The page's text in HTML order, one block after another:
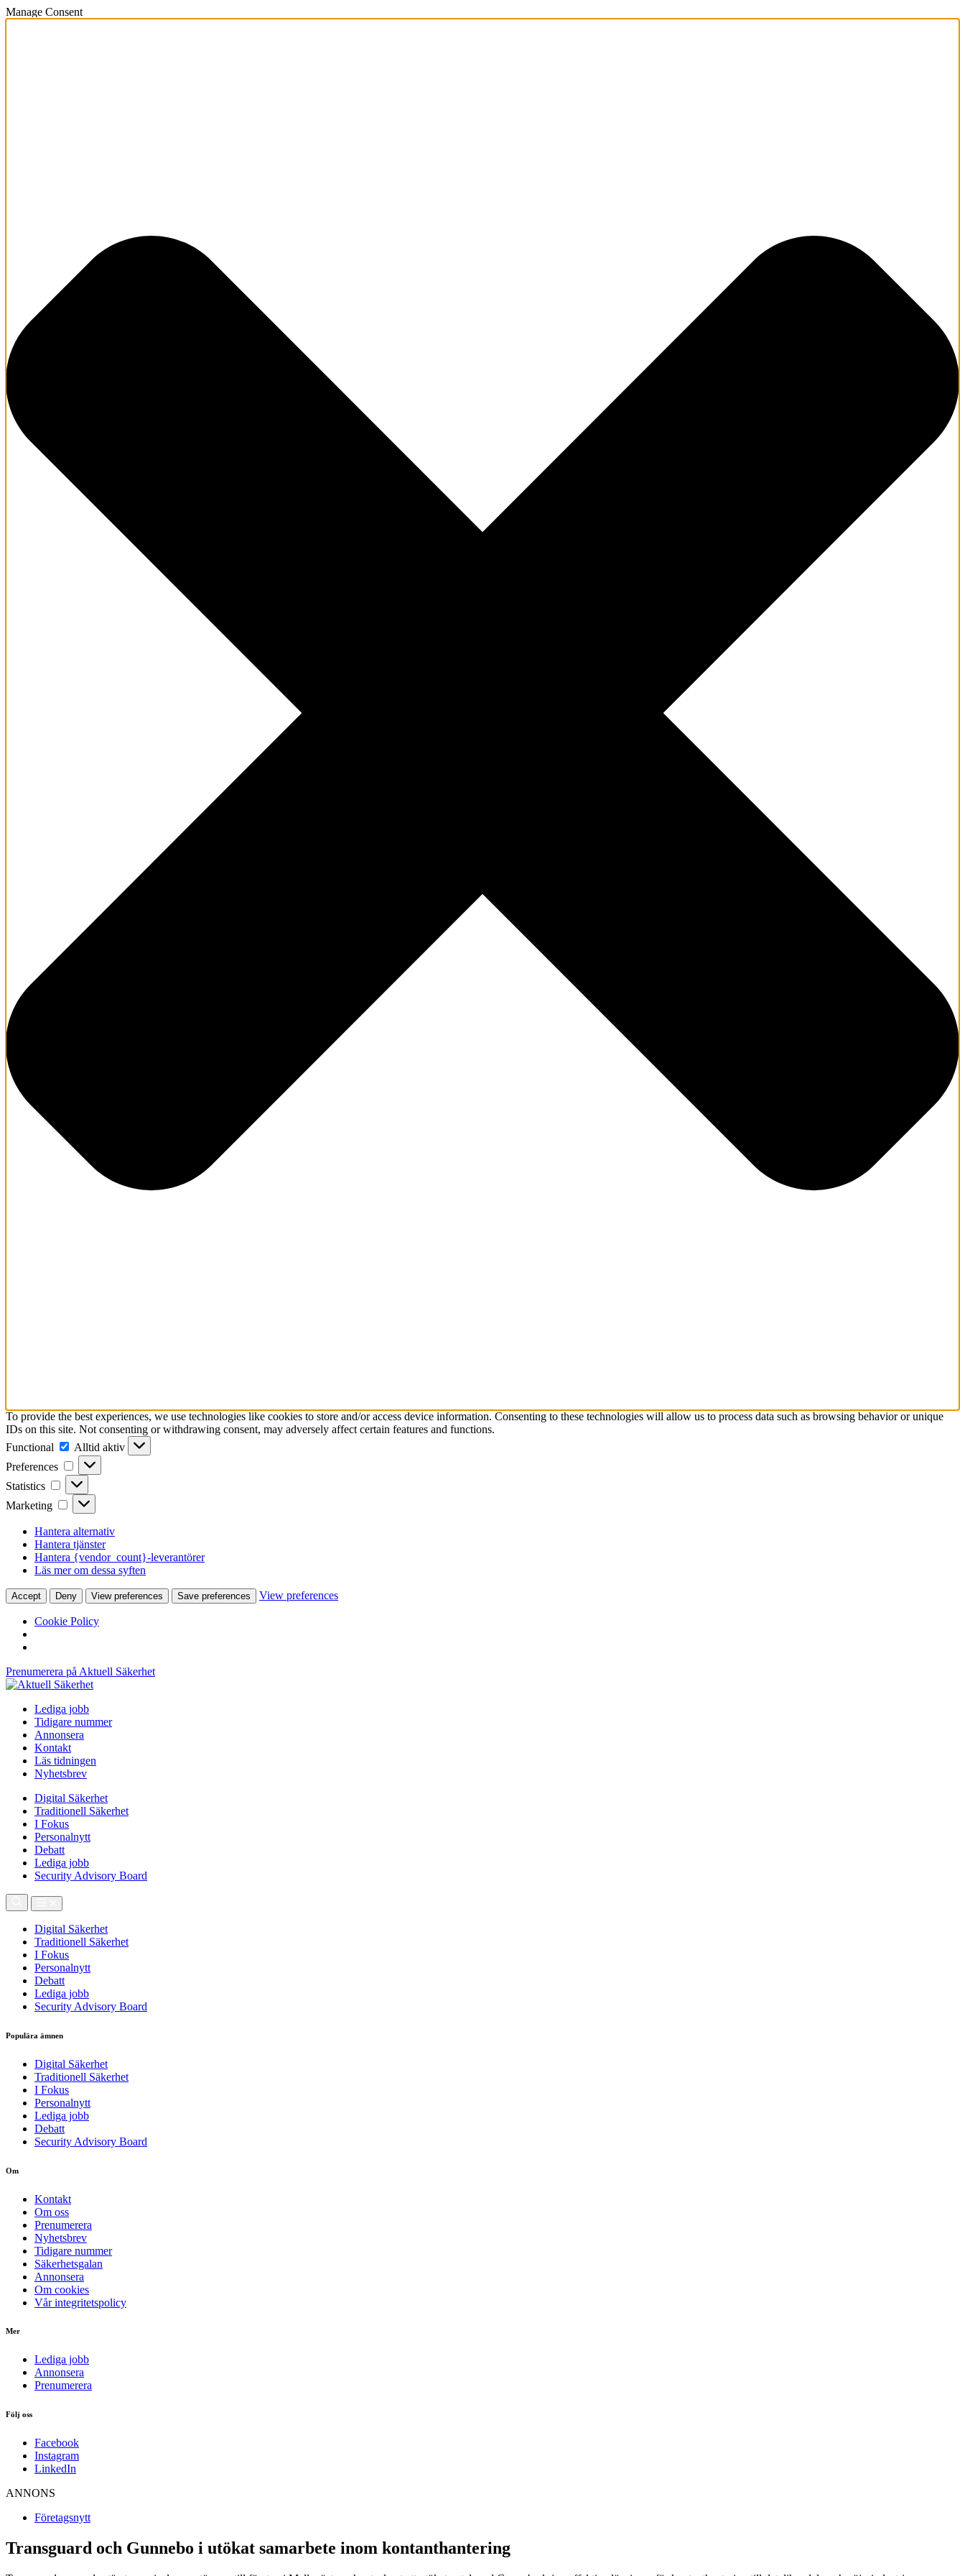
Manage Consent
To provide the best experiences, we use technologies like cookies to store and/or access device information. Consenting to these technologies will allow us to process data such as browsing behavior or unique
IDs on this site. Not consenting or withdrawing consent, may adversely affect certain features and functions.
Functional
Functional
Alltid aktiv
Preferences
Preferences
Statistics Statistics
Marketing Marketing
Hantera alternativ
Hantera tjänster
Hantera {vendor_count}-leverantörer
Läs mer om dessa syften
Accept Deny View preferences Save preferences View preferences
Cookie Policy
Prenumerera på Aktuell Säkerhet
Lediga jobb
Tidigare nummer
Annonsera
Kontakt
Läs tidningen
Nyhetsbrev
Digital Säkerhet
Traditionell Säkerhet
I Fokus
Personalnytt
Debatt
Lediga jobb
Security Advisory Board
Digital Säkerhet
Traditionell Säkerhet
I Fokus
Personalnytt
Debatt
Lediga jobb
Security Advisory Board
Populära ämnen
Digital Säkerhet
Traditionell Säkerhet
I Fokus
Personalnytt
Lediga jobb
Debatt
Security Advisory Board
Om
Kontakt
Om oss
Prenumerera
Nyhetsbrev
Tidigare nummer
Säkerhetsgalan
Annonsera
Om cookies
Vår integritetspolicy
Mer
Lediga jobb
Annonsera
Prenumerera
Följ oss
Facebook
Instagram
LinkedIn
ANNONS
Företagsnytt
Transguard och Gunnebo i utökat samarbete inom kontanthantering